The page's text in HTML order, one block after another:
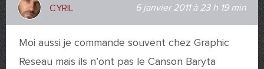
CYRIL 6 janvier 2011 à 23 h 19 min
Moi aussi je commande souvent chez Graphic
Reseau mais ils n’ont pas le Canson Baryta